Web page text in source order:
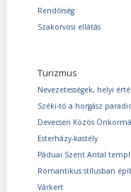
Rendőrség
Szakorvosi ellátás
Turizmus
Nevezetességek, helyi
Széki-tó a horgász
Devecseri Közös
Esterházy-kastély
Páduai Szent Antal
Romantikus stílusban
Várkert